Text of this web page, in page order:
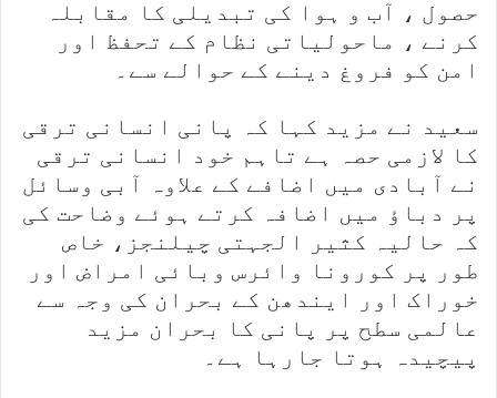
حصول ، آب و ہوا کی تبدیلی کا مقابلہ
کرنے ، ماحولیاتی نظام کے تحفظ اور
امن کو فروغ دینے کے حوالے سے۔
سعید نے مزید کہا کہ پانی انسانی ترقی
کا لازمی حصہ ہے تاہم خود انسانی ترقی
نے آبادی میں اضافے کے علاوہ آبی وسائل
پر دباؤ میں اضافہ کرتے ہوئے وضاحت کی
کہ حالیہ کثیر الجہتی چیلنجز، خاص
طور پر کورونا وائرس وبائی امراض اور
خوراک اور ایندھن کے بحران کی وجہ سے
عالمی سطح پر پانی کا بحران مزید
پیچیدہ ہوتا جارہا ہے۔